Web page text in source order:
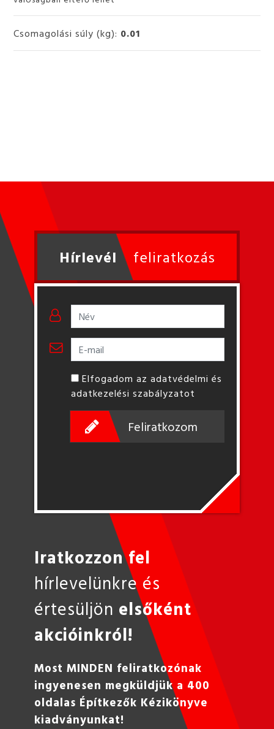
Csomagolási súly (kg): 0.01
Hírlevél feliratkozás
Elfogadom az adatvédelmi és
adatkezelési szabályzatot
Feliratkozom
Iratkozzon fel
hírlevelünkre és
értesüljön elsőként
akcióinkról!
Most MINDEN feliratkozónak
ingyenesen megküldjük a 400
oldalas Építkezők Kézikönyve
kiadványunkat!